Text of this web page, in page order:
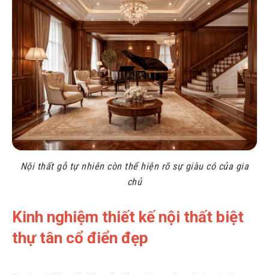
Nội thất gỗ tự nhiên còn thể hiện rõ sự giàu có của gia
chủ
Kinh nghiệm thiết kế nội thất biệt
thự tân cổ điển đẹp